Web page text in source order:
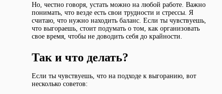
Но, честно говоря, устать можно на любой работе. Важно
понимать, что везде есть свои трудности и стрессы. Я
считаю, что нужно находить баланс. Если ты чувствуешь,
что выгораешь, стоит подумать о том, как организовать
свое время, чтобы не доводить себя до крайности.
Так и что делать?
Если ты чувствуешь, что на подходе к выгоранию, вот
несколько советов: